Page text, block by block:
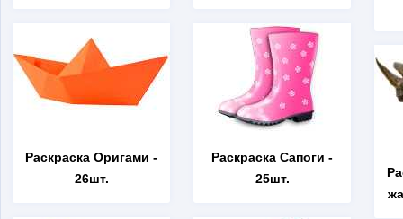
Раскраска Оригами -
26шт.
Раскраска Сапоги -
25шт.